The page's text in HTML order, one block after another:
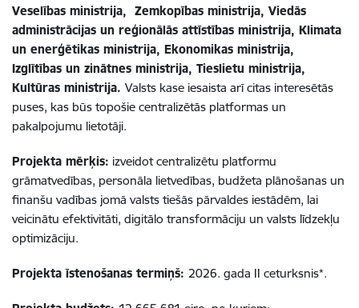
Veselības ministrija, Zemkopības ministrija, Viedās
administrācijas un reģionālās attīstības ministrija, Klimata
un enerģētikas ministrija, Ekonomikas ministrija,
Izglītības un zinātnes ministrija, Tieslietu ministrija,
Kultūras ministrija. Valsts kase iesaista arī citas interesētās
puses, kas būs topošie centralizētās platformas un
pakalpojumu lietotāji.
Projekta mērķis: izveidot centralizētu platformu
grāmatvedības, personāla lietvedības, budžeta plānošanas un
finanšu vadības jomā valsts tiešās pārvaldes iestādēm, lai
veicinātu efektivitāti, digitālo transformāciju un valsts līdzekļu
optimizāciju.
Projekta īstenošanas termiņš: 2026. gada II ceturksnis*.